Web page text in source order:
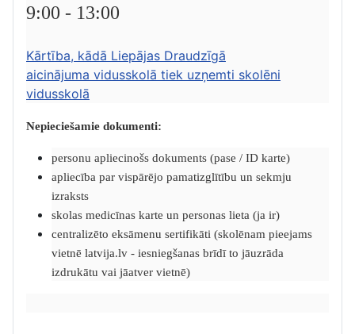
9:00 - 13:00
Kārtība, kādā Liepājas Draudzīgā
aicinājuma vidusskolā tiek uzņemti skolēni
vidusskolā
Nepieciešamie dokumenti:
personu apliecinošs dokuments (pase / ID karte)
apliecība par vispārējo pamatizglītību un sekmju
izraksts
skolas medicīnas karte un personas lieta (ja ir)
centralizēto eksāmenu sertifikāti (skolēnam pieejams
vietnē latvija.lv - iesniegšanas brīdī to jāuzrāda
izdrukātu vai jāatver vietnē)